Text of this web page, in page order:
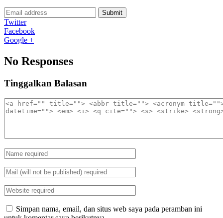
Submit
Twitter
Facebook
Google +
No Responses
Tinggalkan Balasan
Simpan nama, email, dan situs web saya pada peramban ini